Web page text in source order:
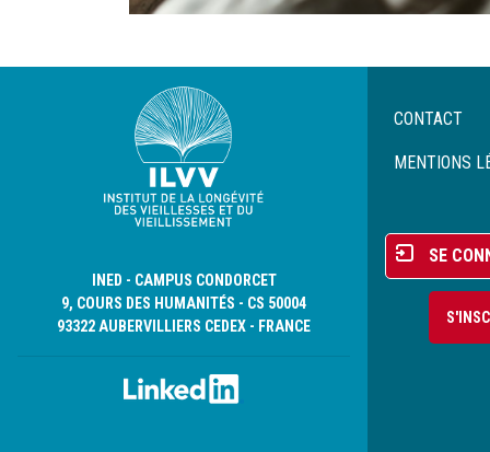
INED - CAMPUS CONDORCET
9, COURS DES HUMANITÉS - CS 50004
93322 AUBERVILLIERS CEDEX - FRANCE
Menu
de
CONTACT
MENTIONS
Menu
du
compte
l'utilisateur
SE